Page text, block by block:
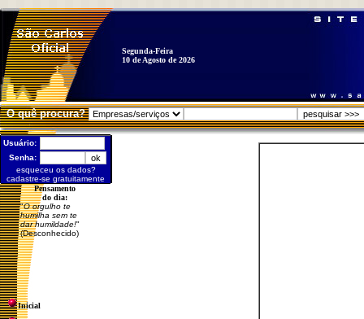
Segunda-Feira
10 de Agosto de 2026
O quê procura?
Usuário:
Senha:
esqueceu os dados?
cadastre-se gratuitamente
Pensamento
do dia:
"O orgulho te
humilha sem te
dar humildade!"
(Desconhecido)
Inicial